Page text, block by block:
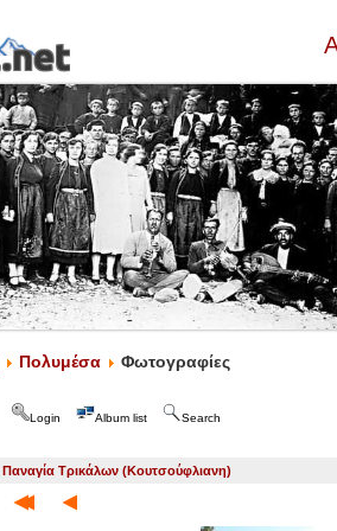
Πολυμέσα Φωτογραφίες
Login Album list Search
Παναγία Τρικάλων (Κουτσούφλιανη)